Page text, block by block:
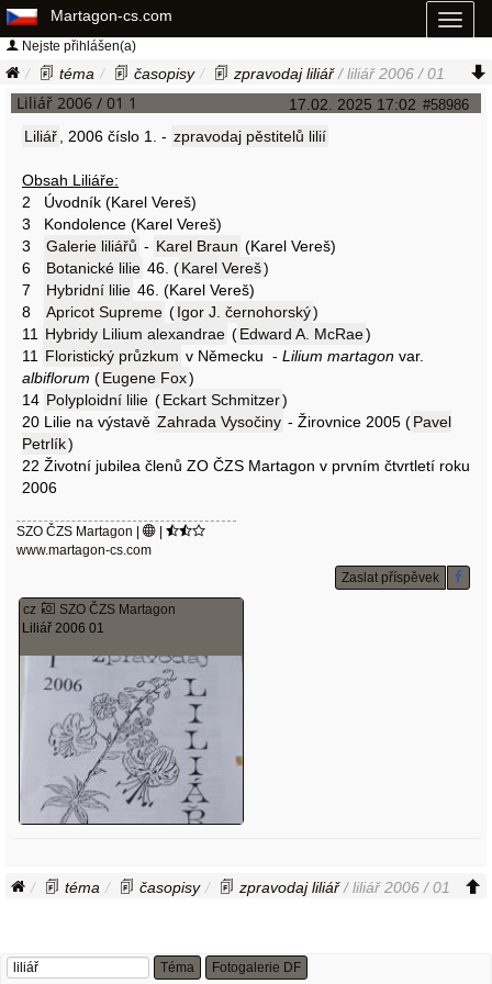
Martagon-cs.com
Nejste přihlášen(a)
téma časopisy zpravodaj liliář/ liliář 2006 / 01
17.02. 2025 17:02 #58986
Liliář 2006 / 01 1
Liliář , 2006 číslo 1. - zpravodaj pěstitelů lilií
Obsah Liliáře:
2 Úvodník (Karel Vereš)
3 Kondolence (Karel Vereš)
3
Galerie liliářů - Karel Braun (Karel Vereš)
6
Botanické lilie 46. (Karel Vereš)
7
Hybridní lilie 46. (Karel Vereš)
8
Apricot Supreme (Igor J. černohorský)
11
Hybridy Lilium alexandrae (Edward A. McRae)
11
Floristický průzkum v Německu - Lilium martagon var.
albiflorum (Eugene Fox)
14 Polyploidní lilie (Eckart Schmitzer)
20 Lilie na výstavě Zahrada Vysočiny - Žirovnice 2005 (Pavel
Petrlík)
22 Životní jubilea členů ZO ČZS Martagon v prvním čtvrtletí roku
2006
SZO ČZS Martagon
www.martagon-cs.com
Zaslat příspěvek
cz
SZO ČZS Martagon
Liliář 2006 01
téma časopisy zpravodaj liliář/ liliář 2006 / 01
Téma Fotogalerie DF